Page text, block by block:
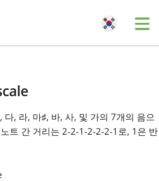
, 다, 라, 마♯, 바, 사, 및 가의 7개의 음으
트 간 거리는 2-2-1-2-2-2-1로, 1은 반